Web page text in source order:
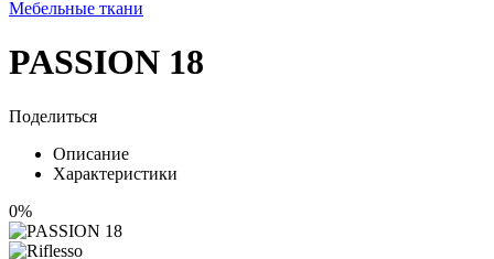
Мебельные ткани
PASSION 18
Поделиться
Описание
Характеристики
0%